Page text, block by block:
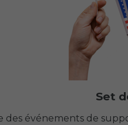
Set
événements de